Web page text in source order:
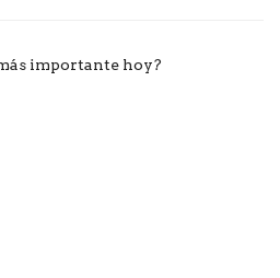
importante hoy?